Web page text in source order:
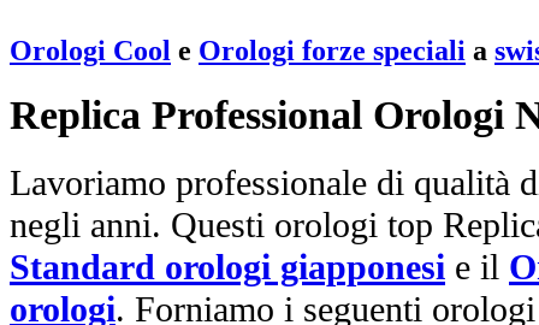
Orologi Cool e Orologi forze speciali a
Replica Professional Orologi
Lavoriamo professionale di qualità
negli anni. Questi orologi top
Standard orologi giapponesi e il
orologi. Forniamo i seguenti